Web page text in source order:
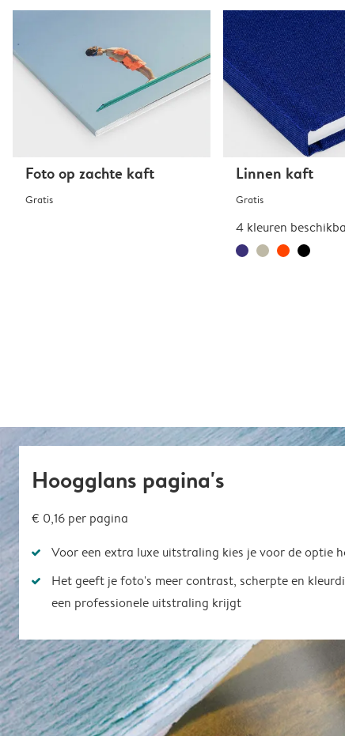
Foto op zachte kaft
Gratis
Linnen kaft
Gratis
4 kleuren
Hoogglans pagina's
€ 0,16 per pagina
Voor een extra luxe uitstraling kies je voor de optie
Het geeft je foto's meer contrast, scherpte en
een professionele uitstraling krijgt